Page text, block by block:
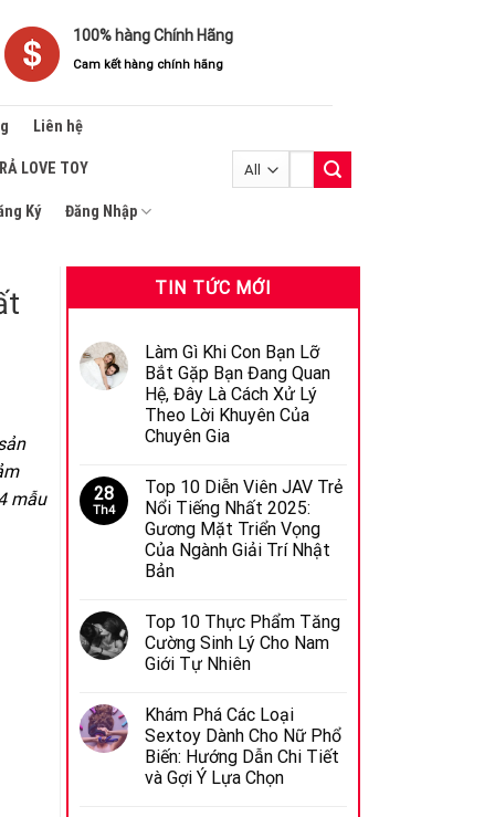
100% hàng Chính Hãng
Cam kết hàng chính hãng
Liên hệ
LOVE TOY
Ký Đăng Nhập
mẫu
TIN TỨC MỚI
Làm Gì Khi Con Bạn Lỡ
Bắt Gặp Bạn Đang Quan
Hệ, Đây Là Cách Xử Lý
Theo Lời Khuyên Của
Chuyên Gia
28
Th4
Top 10 Diễn Viên JAV Trẻ
Nổi Tiếng Nhất 2025:
Gương Mặt Triển Vọng
Của Ngành Giải Trí Nhật
Bản
Top 10 Thực Phẩm Tăng
Cường Sinh Lý Cho Nam
Giới Tự Nhiên
Khám Phá Các Loại
Sextoy Dành Cho Nữ Phổ
Biến: Hướng Dẫn Chi Tiết
và Gợi Ý Lựa Chọn